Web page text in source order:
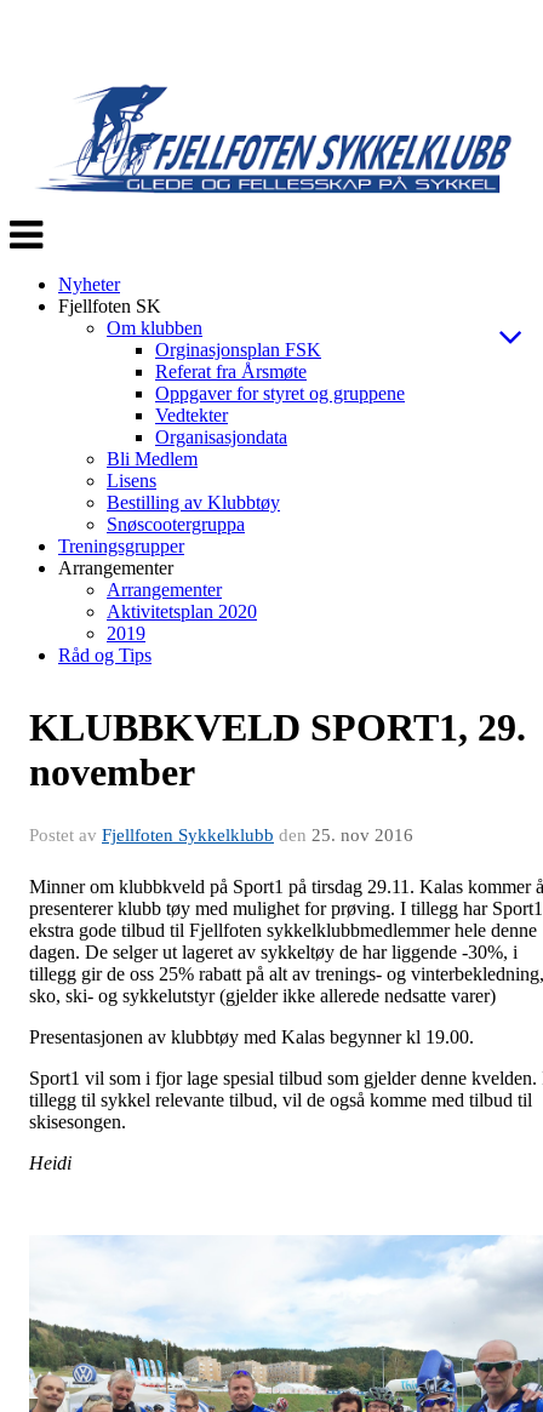
Veksle
navigasjon
Nyheter
Fjellfoten SK
Om klubben
Orginasjonsplan FSK
Referat fra Årsmøte
Oppgaver for styret og gruppene
Vedtekter
Organisasjondata
Bli Medlem
Lisens
Bestilling av Klubbtøy
Snøscootergruppa
Treningsgrupper
Arrangementer
Arrangementer
Aktivitetsplan 2020
2019
Råd og Tips
KLUBBKVELD SPORT1, 29.
november
Postet av Fjellfoten Sykkelklubb den 25. nov 2016
Minner om klubbkveld på Sport1 på tirsdag 29.11. Kalas kommer å
presenterer klubb tøy med mulighet for prøving. I tillegg har Sport1
ekstra gode tilbud til Fjellfoten sykkelklubbmedlemmer hele denne
dagen. De selger ut lageret av sykkeltøy de har liggende -30%, i
tillegg gir de oss 25% rabatt på alt av trenings- og vinterbekledning,
sko, ski- og sykkelutstyr (gjelder ikke allerede nedsatte varer)
Presentasjonen av klubbtøy med Kalas begynner kl 19.00.
Sport1 vil som i fjor lage spesial tilbud som gjelder denne kvelden.
tillegg til sykkel relevante tilbud, vil de også komme med tilbud til
skisesongen.
Heidi